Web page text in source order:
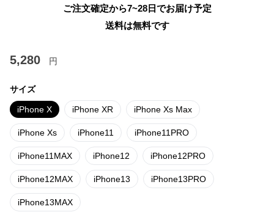
ご注文確定から7~28日でお届け予定
送料は無料です
5,280 円
サイズ
iPhone X iPhone XR iPhone Xs Max
iPhone Xs iPhone11 iPhone11PRO
iPhone11MAX iPhone12 iPhone12PRO
iPhone12MAX iPhone13 iPhone13PRO
iPhone13MAX